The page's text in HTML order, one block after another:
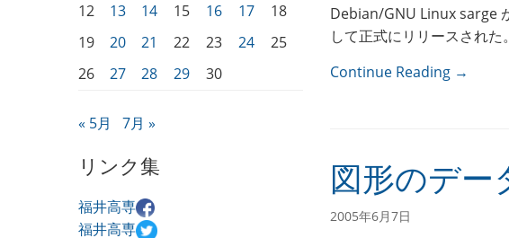
12
13 14 15 16 17
18
19
20 21 22 23 24
25
26
27 28 29 30
« 5月 7月 »
リンク集
福井高専
福井高専
Debian/GNU Linux sarge
して正式にリリースされ
Continue Reading →
図形のデー
2005年6月7日